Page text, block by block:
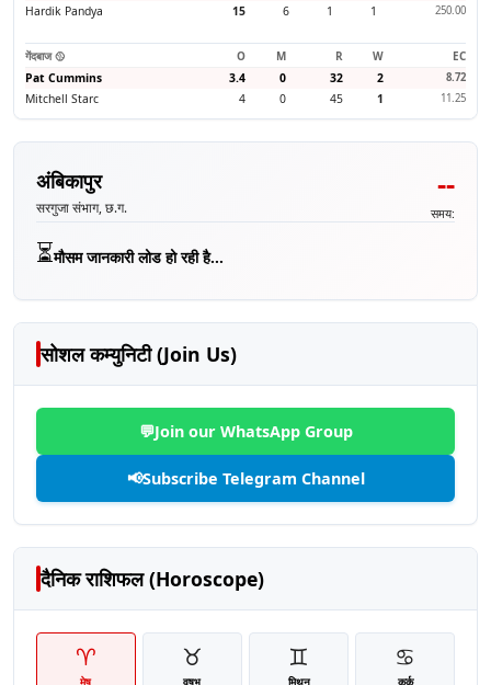
Hardik Pandya 15 6 1 1 250.00
गेंदबाज 🥎 O M R W
EC
Pat Cummins
3.4 0 32 2 8.72
Mitchell Starc 4 0 45 1 11.25
अंबिकापुर
सरगुजा संभाग, छ.ग.
--
समय:
⏳मौसम जानकारी लोड हो रही है...
सोशल कम्युनिटी (Join Us)
💬Join our WhatsApp Group
📢Subscribe Telegram Channel
दैनिक राशिफल (Horoscope)
♈
मेष
♉
वृषभ
♊
मिथुन
♋
कर्क